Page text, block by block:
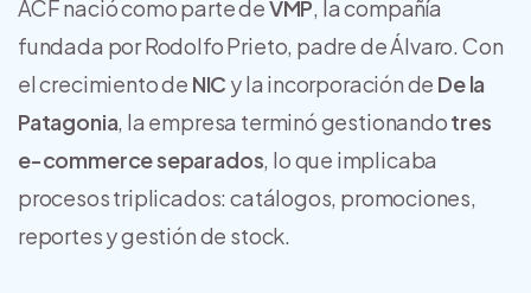
ACF nació como parte deVMP , la compañía
fundada por Rodolfo Prieto, padre de Álvaro. Con
el crecimiento de NIC y la incorporación de De la
Patagonia , la empresa terminó gestionandotres
e-commerce separados , lo que implicaba
procesos triplicados: catálogos, promociones,
reportes y gestión de stock.